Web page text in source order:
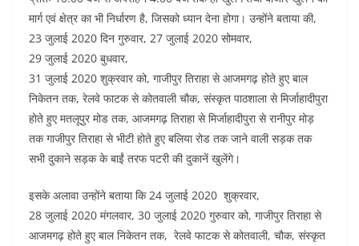
मार्ग एवं क्षेत्र का भी निर्धारण है, जिसको ध्यान देना होगा। उन्होंने बताया की,
23 जुलाई 2020 दिन गुरुवार, 27 जुलाई 2020 सोमवार,
29 जुलाई 2020 बुधवार,
31 जुलाई 2020 शुक्रवार को, गाजीपुर तिराहा से आजमगढ़ होते हुए बाल
निकेतन तक, रेलवे फाटक से कोतवाली चौक, संस्कृत पाठशाला से मिर्जाहादीपुरा
होते हुए मतलूपुर मोड तक, आजमगढ़ तिराहा से मिर्जाहादीपुरा से रानीपुर मोड़
तक गाजीपुर तिराहा से भीटी होते हुए बलिया रोड तक जाने वाली सड़क तक
सभी दुकाने सड़क के बाईं तरफ पटरी की दुकानें खुलेंगे।
इसके अलावा उन्होंने बताया कि 24 जुलाई 2020 शुक्रवार,
28 जुलाई 2020 मंगलवार, 30 जुलाई 2020 गुरुवार को, गाजीपुर तिराहा से
आजमगढ़ होते हुए बाल निकेतन तक, रेलवे फाटक से कोतवाली, चौक, संस्कृत